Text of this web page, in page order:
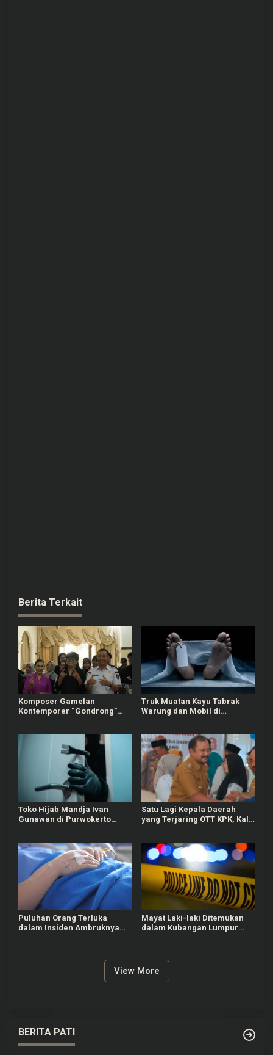
Berita Terkait
Komposer Gamelan
Kontemporer “Gondrong”
Truk Muatan Kayu Tabrak
Warung dan Mobil di
Toko Hijab Mandja Ivan
Gunawan di Purwokerto
Satu Lagi Kepala Daerah
yang Terjaring OTT KPK, Kali
Puluhan Orang Terluka
dalam Insiden Ambruknya
Mayat Laki-laki Ditemukan
dalam Kubangan Lumpur
View More
BERITA PATI